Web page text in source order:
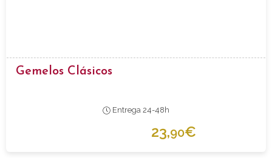
Gemelos Clásicos
Entrega 24-48h
23,90€